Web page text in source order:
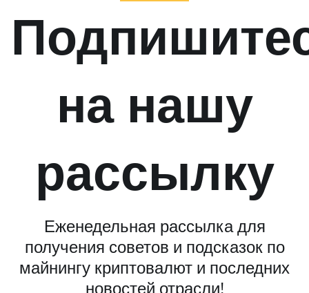
на нашу
рассылку
Еженедельная рассылка для
получения советов и подсказок по
майнингу криптовалют и последних
новостей отрасли!